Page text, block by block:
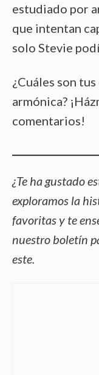
estudiado por
que intentan
solo Stevie
¿Cuáles son
armónica?
comentarios!
¿Te ha gustado
exploramos la
favoritas y te
nuestro boletín
este.